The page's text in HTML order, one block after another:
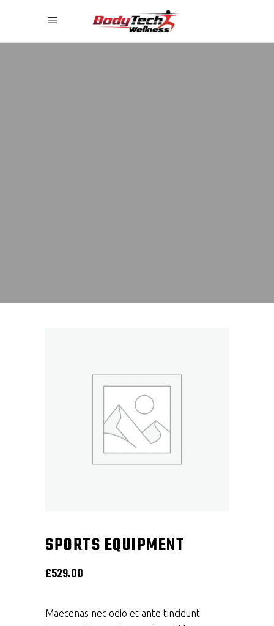
SPORTS EQUIPMENT
£529.00
Maecenas nec odio et ante tincidunt